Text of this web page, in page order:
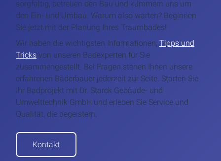
sorgfältig, betreuen den Bau und kümmern uns um
den Ein- und Umbau. Warum also warten? Beginnen
Sie jetzt mit der Planung Ihres Traumbades!
Wir haben die wichtigsten Informationen, Tipps und
Tricks von unseren Badexperten für Sie
zusammengestellt. Bei Fragen stehen Ihnen unsere
erfahrenen Bäderbauer jederzeit zur Seite. Starten Sie
Ihr Badprojekt mit Dr. Starck Gebäude- und
Umwelttechnik GmbH und erleben Sie Service und
Qualität, die begeistern.
Kontakt